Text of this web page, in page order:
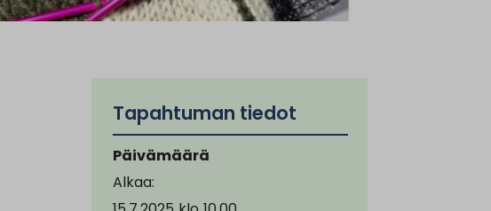
Tapahtuman tiedot
Päivämäärä
Alkaa: